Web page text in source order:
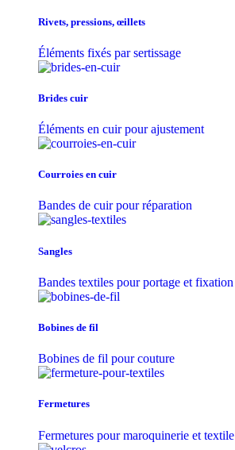
Rivets, pressions, œillets
Éléments fixés par sertissage
Brides cuir
Éléments en cuir pour ajustement
Courroies en cuir
Bandes de cuir pour réparation
Sangles
Bandes textiles pour portage et fixation
Bobines de fil
Bobines de fil pour couture
Fermetures
Fermetures pour maroquinerie et textile